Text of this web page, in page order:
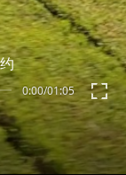
0:00/01:05